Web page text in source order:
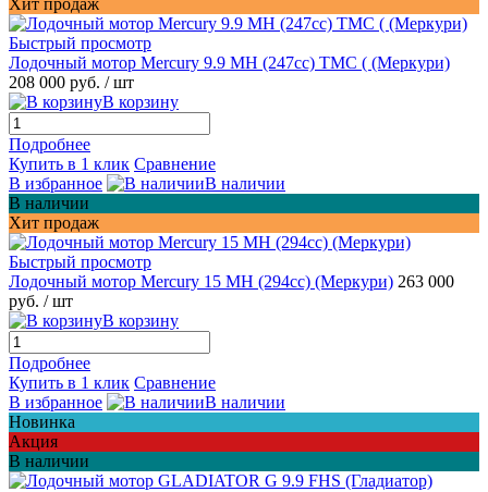
Хит продаж
Быстрый просмотр
Лодочный мотор Mercury 9.9 МН (247cc) TMC ( (Меркури)
208 000 руб. / шт
В корзину
Подробнее
Купить в 1 клик Сравнение
В избранное
В наличии
В наличии
Хит продаж
Быстрый просмотр
Лодочный мотор Mercury 15 MH (294cc) (Меркури) 263 000
руб. / шт
В корзину
Подробнее
Купить в 1 клик Сравнение
В избранное
В наличии
Новинка
Акция
В наличии